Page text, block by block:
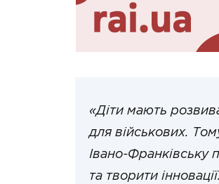
«Діти мають
для військових.
Івано-Франківську
та творити